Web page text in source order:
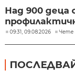
Над 900 деца
09:31, 09.08.2026 Чете